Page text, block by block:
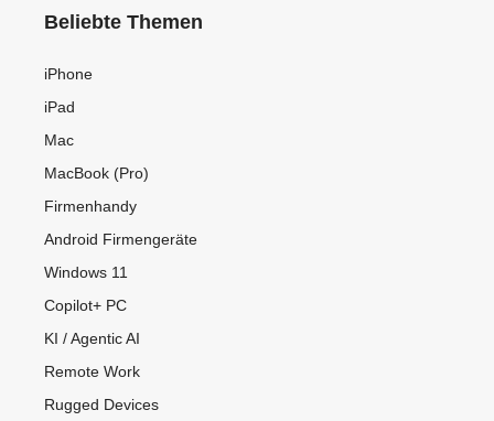
Beliebte Themen
iPhone
iPad
Mac
MacBook (Pro)
Firmenhandy
Android Firmengeräte
Windows 11
Copilot+ PC
KI / Agentic AI
Remote Work
Rugged Devices